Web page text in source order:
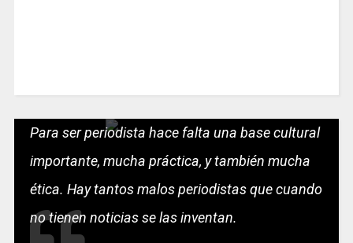
Para ser periodista hace falta una base cultural
importante, mucha práctica, y también mucha
ética. Hay tantos malos periodistas que cuando
no tienen noticias se las inventan.